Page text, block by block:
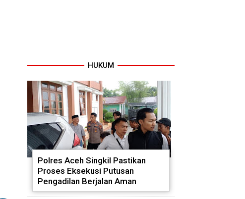
HUKUM
Polres Aceh Singkil Pastikan
Proses Eksekusi Putusan
Pengadilan Berjalan Aman